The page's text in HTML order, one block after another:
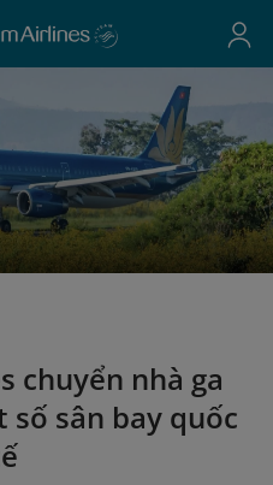
chuyển nhà ga
sân bay quốc